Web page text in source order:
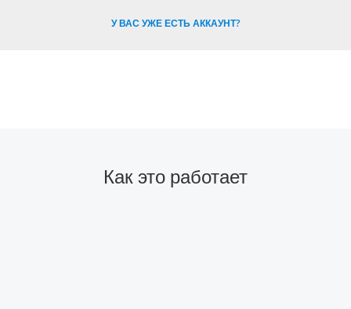
У ВАС УЖЕ ЕСТЬ АККАУНТ?
Как это работает